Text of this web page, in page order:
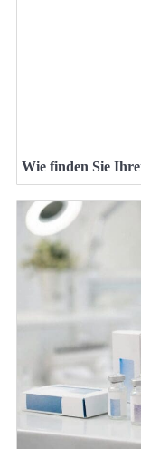
Wie finden Sie